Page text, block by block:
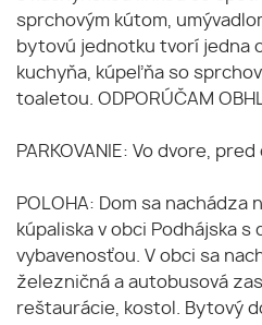
sprchovým kútom,
bytovú jednotku tvorí jedna
kuchyňa, kúpeľňa so
toaletou. ODPORÚČAM
PARKOVANIE: Vo dvore,
POLOHA: Dom sa
kúpaliska v obci Podhájska
vybavenosťou. V obci sa
železničná a autobusová
reštaurácie, kostol. Bytový